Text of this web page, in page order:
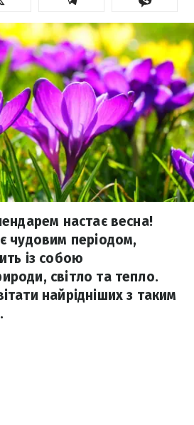
настає весна!
чудовим періодом,
із собою
світло та тепло.
найрідніших з таким